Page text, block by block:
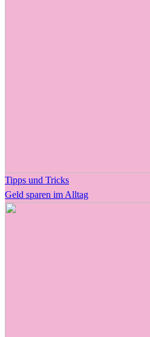
Tipps und Tricks
Geld sparen im Alltag